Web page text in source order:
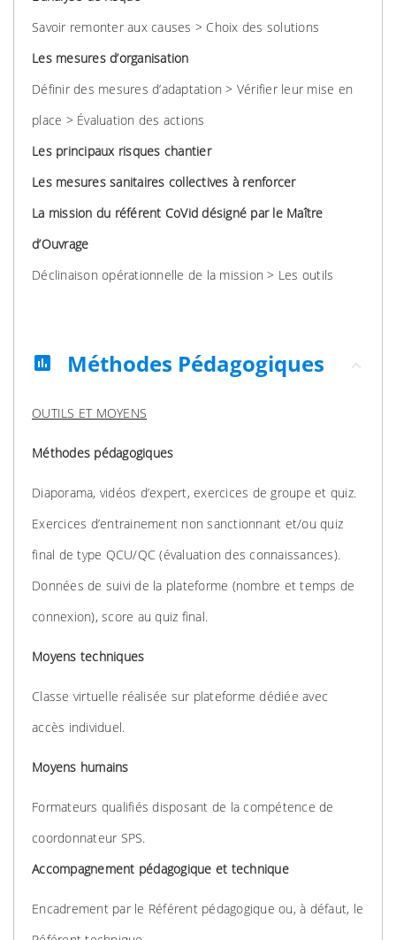
Savoir remonter aux causes > Choix des solutions
Les mesures d’organisation
Définir des mesures d’adaptation > Vérifier leur mise en
place > Évaluation des actions
Les principaux risques chantier
Les mesures sanitaires collectives à renforcer
La mission du référent CoVid désigné par le Maître
d’Ouvrage
Déclinaison opérationnelle de la mission > Les outils
assessment Méthodes Pédagogiques
OUTILS ET MOYENS
Méthodes pédagogiques
Diaporama, vidéos d’expert, exercices de groupe et quiz.
Exercices d’entrainement non sanctionnant et/ou quiz
final de type QCU/QC (évaluation des connaissances).
Données de suivi de la plateforme (nombre et temps de
connexion), score au quiz final.
Moyens techniques
Classe virtuelle réalisée sur plateforme dédiée avec
accès individuel.
Moyens humains
Formateurs qualifiés disposant de la compétence de
coordonnateur SPS.
Accompagnement pédagogique et technique
Encadrement par le Référent pédagogique ou, à défaut, le